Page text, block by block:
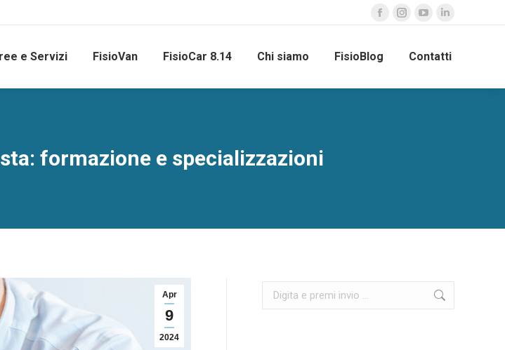
e Servizi FisioVan FisioCar 8.14 Chi siamo FisioBlog Contatti
formazione e specializzazioni
Apr
9
2024